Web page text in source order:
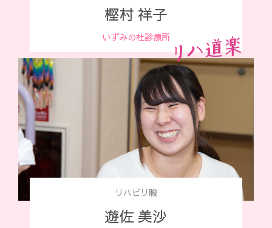
樫村 祥子
いずみの杜診療所
リハビリ職
遊佐 美沙